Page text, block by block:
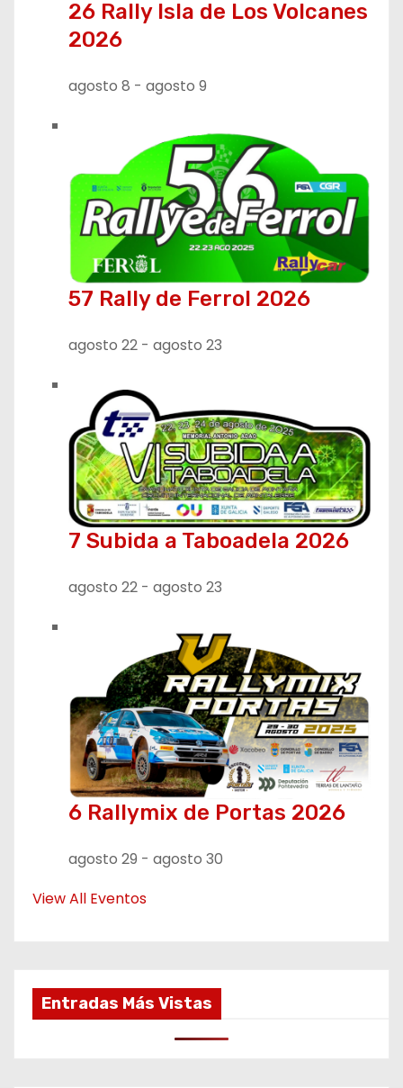
26 Rally Isla de Los Volcanes
2026
agosto 8 - agosto 9
57 Rally de Ferrol 2026
agosto 22 - agosto 23
7 Subida a Taboadela 2026
agosto 22 - agosto 23
6 Rallymix de Portas 2026
agosto 29 - agosto 30
View All Eventos
Entradas Más Vistas